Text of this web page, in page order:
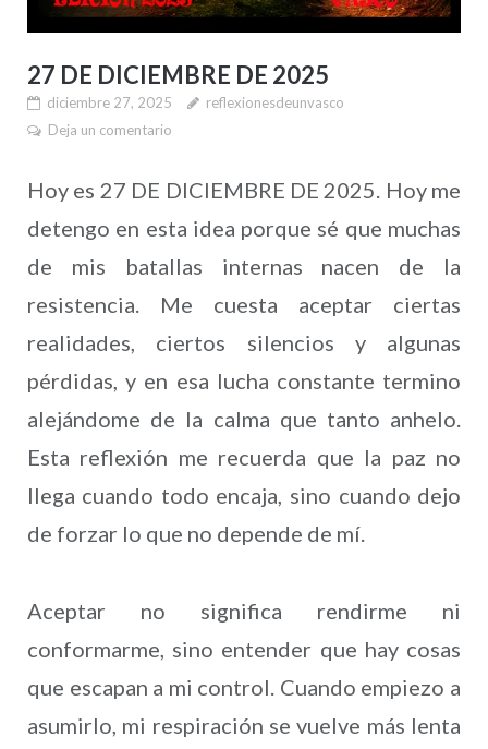
27 DE DICIEMBRE DE 2025
diciembre 27, 2025
reflexionesdeunvasco
Deja un comentario
Hoy es 27 DE DICIEMBRE DE 2025. Hoy me
detengo en esta idea porque sé que muchas
de mis batallas internas nacen de la
resistencia. Me cuesta aceptar ciertas
realidades, ciertos silencios y algunas
pérdidas, y en esa lucha constante termino
alejándome de la calma que tanto anhelo.
Esta reflexión me recuerda que la paz no
llega cuando todo encaja, sino cuando dejo
de forzar lo que no depende de mí.
Aceptar no significa rendirme ni
conformarme, sino entender que hay cosas
que escapan a mi control. Cuando empiezo a
asumirlo, mi respiración se vuelve más lenta